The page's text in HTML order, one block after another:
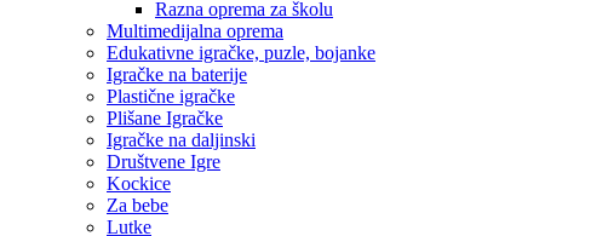
Razna oprema za školu
Multimedijalna oprema
Edukativne igračke, puzle, bojanke
Igračke na baterije
Plastične igračke
Plišane Igračke
Igračke na daljinski
Društvene Igre
Kockice
Za bebe
Lutke